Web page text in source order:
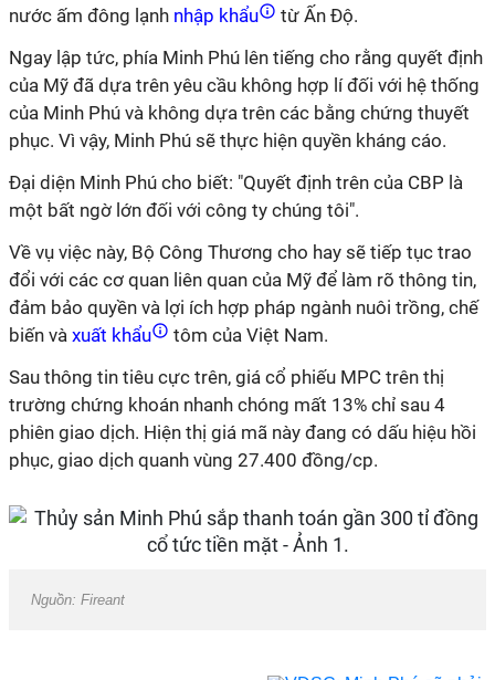
nước ấm đông lạnh nhập khẩu
từ Ấn Độ.
Ngay lập tức, phía Minh Phú lên tiếng cho rằng quyết định
của Mỹ đã dựa trên yêu cầu không hợp lí đối với hệ thống
của Minh Phú và không dựa trên các bằng chứng thuyết
phục. Vì vậy, Minh Phú sẽ thực hiện quyền kháng cáo.
Đại diện Minh Phú cho biết: "Quyết định trên của CBP là
một bất ngờ lớn đối với công ty chúng tôi".
Về vụ việc này, Bộ Công Thương cho hay sẽ tiếp tục trao
đổi với các cơ quan liên quan của Mỹ để làm rõ thông tin,
đảm bảo quyền và lợi ích hợp pháp ngành nuôi trồng, chế
biến và xuất khẩu
tôm của Việt Nam.
Sau thông tin tiêu cực trên, giá cổ phiếu MPC trên thị
trường chứng khoán nhanh chóng mất 13% chỉ sau 4
phiên giao dịch. Hiện thị giá mã này đang có dấu hiệu hồi
phục, giao dịch quanh vùng 27.400 đồng/cp.
Nguồn: Fireant